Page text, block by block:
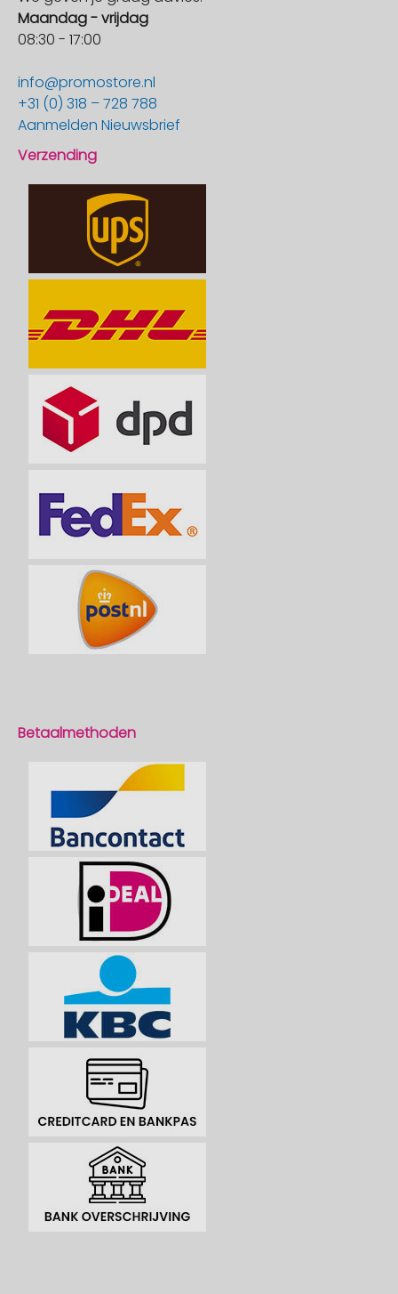
Maandag - vrijdag
08:30 - 17:00
info@promostore.nl
+31 (0) 318 – 728 788
Aanmelden Nieuwsbrief
Verzending
Betaalmethoden